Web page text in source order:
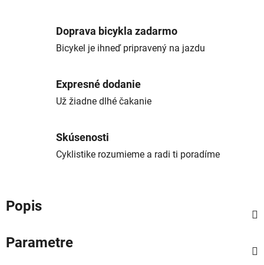
Doprava bicykla zadarmo
Bicykel je ihneď pripravený na jazdu
Expresné dodanie
Už žiadne dlhé čakanie
Skúsenosti
Cyklistike rozumieme a radi ti poradíme
Popis
Parametre